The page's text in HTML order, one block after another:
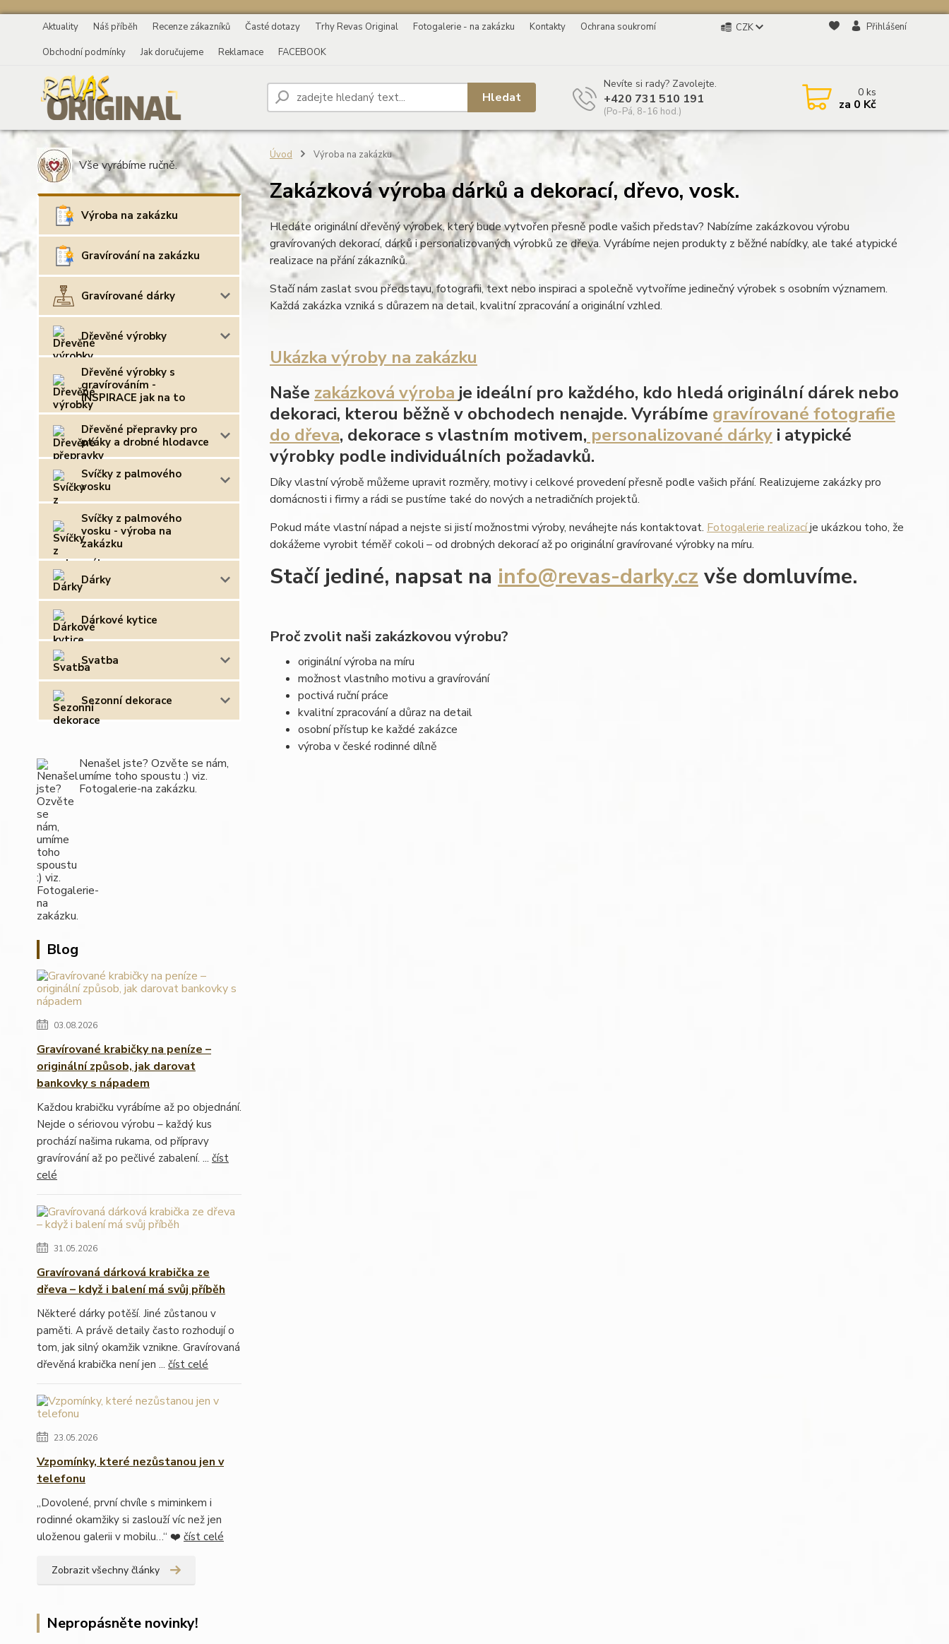
Aktuality Náš příběh Recenze zákazníků Časté dotazy Trhy Revas Original Fotogalerie - na zakázku Kontakty
Ochrana soukromí
Obchodní podmínky
Jak doručujeme Reklamace FACEBOOK
CZK Přihlášení
Hledat
Nevíte si rady? Zavolejte.
+420 731 510 191
(Po-Pá, 8-16 hod.)
0ks
za 0 Kč
Vše vyrábíme ručně.
Výroba na zakázku
Gravírování na zakázku
Gravírované dárky
Dřevěné výrobky
Dřevěné výrobky s
gravírováním -
INSPIRACE jak na to
Dřevěné přepravky pro
ptáky a drobné hlodavce
Svíčky z palmového
vosku
Svíčky z palmového
vosku - výroba na
zakázku
Dárky
Dárkové kytice
Svatba
Sezonní dekorace
Nenašel jste? Ozvěte se nám,
umíme toho spoustu :) viz.
Fotogalerie-na zakázku.
Blog
03.08.2026
Gravírované krabičky na peníze –
originální způsob, jak darovat
bankovky s nápadem
Každou krabičku vyrábíme až po objednání.
Nejde o sériovou výrobu – každý kus
prochází našima rukama, od přípravy
gravírování až po pečlivé zabalení. ... číst
celé
31.05.2026
Gravírovaná dárková krabička ze
dřeva – když i balení má svůj příběh
Některé dárky potěší. Jiné zůstanou v
paměti. A právě detaily často rozhodují o
tom, jak silný okamžik vznikne. Gravírovaná
dřevěná krabička není jen ... číst celé
23.05.2026
Vzpomínky, které nezůstanou jen v
telefonu
„Dovolené, první chvíle s miminkem i
rodinné okamžiky si zaslouží víc než jen
uloženou galerii v mobilu…“ ❤️ číst celé
Zobrazit všechny články
Nepropásněte novinky!
Úvod Výroba na zakázku
Zakázková výroba dárků a dekorací, dřevo, vosk.
Hledáte originální dřevěný výrobek, který bude vytvořen přesně podle vašich představ? Nabízíme zakázkovou výrobu
gravírovaných dekorací, dárků i personalizovaných výrobků ze dřeva. Vyrábíme nejen produkty z běžné nabídky, ale také atypické
realizace na přání zákazníků.
Stačí nám zaslat svou představu, fotografii, text nebo inspiraci a společně vytvoříme jedinečný výrobek s osobním významem.
Každá zakázka vzniká s důrazem na detail, kvalitní zpracování a originální vzhled.
Ukázka výroby na zakázku
Naše zakázková výroba je ideální pro každého, kdo hledá originální dárek nebo
dekoraci, kterou běžně v obchodech nenajde. Vyrábíme gravírované fotografie
do dřeva, dekorace s vlastním motivem, personalizované dárkyi atypické
výrobky podle individuálních požadavků.
Díky vlastní výrobě můžeme upravit rozměry, motivy i celkové provedení přesně podle vašich přání. Realizujeme zakázky pro
domácnosti i firmy a rádi se pustíme také do nových a netradičních projektů.
Pokud máte vlastní nápad a nejste si jistí možnostmi výroby, neváhejte nás kontaktovat. Fotogalerie realizacíje ukázkou toho, že
dokážeme vyrobit téměř cokoli – od drobných dekorací až po originální gravírované výrobky na míru.
Stačí jediné, napsat na info@revas-darky.cz vše domluvíme.
Proč zvolit naši zakázkovou výrobu?
originální výroba na míru
možnost vlastního motivu a gravírování
poctivá ruční práce
kvalitní zpracování a důraz na detail
osobní přístup ke každé zakázce
výroba v české rodinné dílně